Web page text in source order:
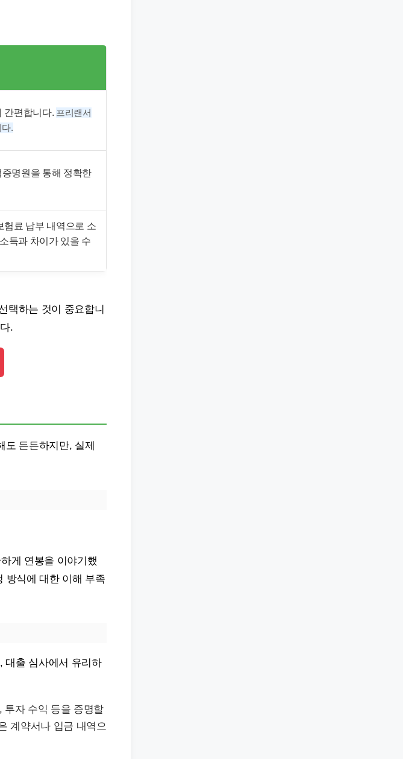
간편합니다. 프리랜서
.
명원을 통해 정확한
험료 납부 내역으로 소
득과 차이가 있을 수
택하는 것이 중요합니
.
도 든든하지만, 실제
게 연봉을 이야기했
방식에 대한 이해 부족
대출 심사에서 유리하
투자 수익 등을 증명할
계약서나 입금 내역으